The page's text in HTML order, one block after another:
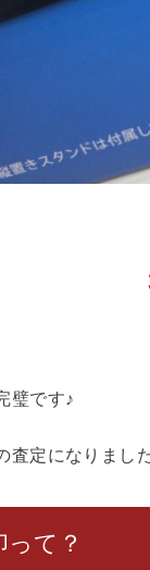
璧です♪
定になりました
て？